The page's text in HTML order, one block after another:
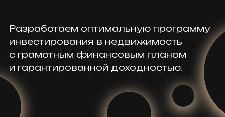
69
надёжных
застройщиков-
м² строящейся
недвижимости
1.5 млн
м² в портфеле
компании
>9 000
лояльных
клиентов